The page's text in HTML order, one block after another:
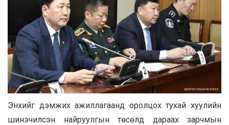
Энхийг дэмжих ажиллагаанд оролцох тухай хуулийн
шинэчилсэн найруулгын төсөлд дараах зарчмын